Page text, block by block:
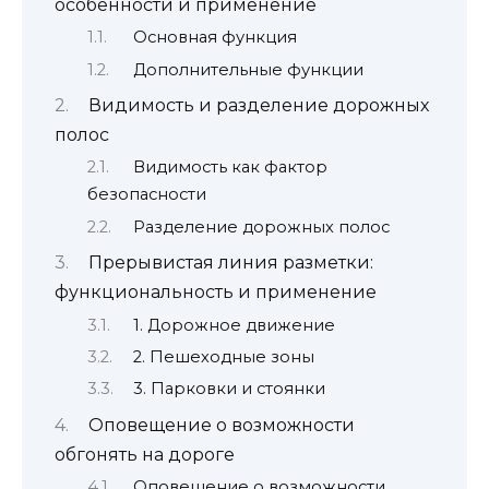
особенности и применение
Основная функция
Дополнительные функции
Видимость и разделение дорожных
полос
Видимость как фактор
безопасности
Разделение дорожных полос
Прерывистая линия разметки:
функциональность и применение
1. Дорожное движение
2. Пешеходные зоны
3. Парковки и стоянки
Оповещение о возможности
обгонять на дороге